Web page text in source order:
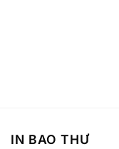
IN BAO THƯ